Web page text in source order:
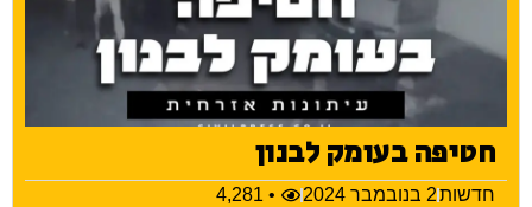
חטיפה בעומק לבנון
חדשות2 בנובמבר 2024
• 4,281